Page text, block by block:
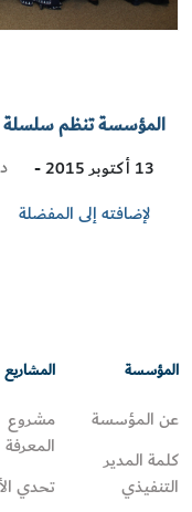
المؤسسة تنظم سلسلة
13 أكتوبر 2015 -
لإضافته إلى المفضلة
المؤسسة
عن المؤسسة
كلمة المدير
التنفيذي
المشاريع
مشروع
المعرفة
تحدي